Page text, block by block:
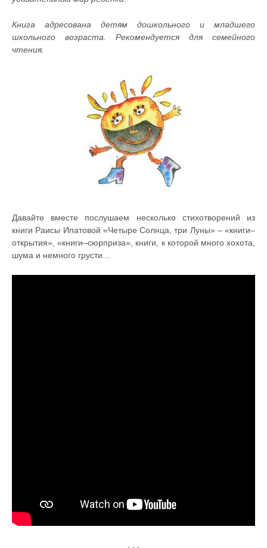
Книга адресована детям дошкольного и младшего
школьного возраста. Рекомендуется для семейного
чтения.
Давайте вместе послушаем несколько стихотворений из
книги Раисы Ипатовой «Четыре Солнца, три Луны» – «книги–
открытия», «книги–сюрприза», книги, к которой много хохота,
шума и немного грусти…